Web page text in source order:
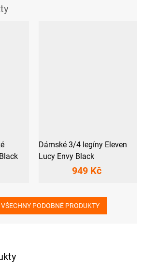
Dámské 3/4 legíny Eleven
Lucy Envy Black
949 Kč
PODOBNÉ PRODUKTY